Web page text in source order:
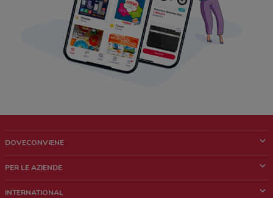
DOVECONVIENE
Chi siamo
PER LE AZIENDE
INTERNATIONAL